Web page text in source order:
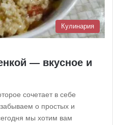
Кулинария
— вкусное и
сочетает в себе
о простых и
мы хотим вам